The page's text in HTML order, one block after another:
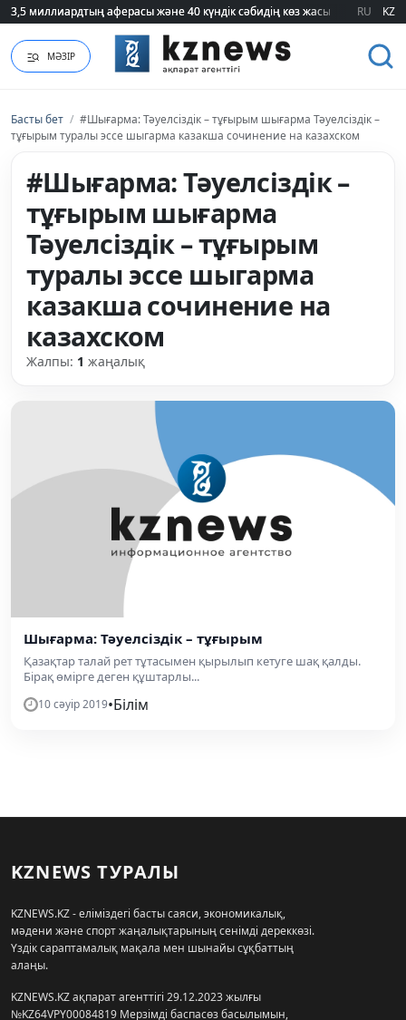
3,5 миллиардтың аферасы және 40 күндік сәбидің көз жасы:
3,5 миллиардтың аферасы және 40 күндік сәбидің көз жасы: RU KZ
МӘЗІР
Басты бет / #Шығарма: Тәуелсіздік – тұғырым шығарма Тәуелсіздік –
тұғырым туралы эссе шыгарма казакша сочинение на казахском
#Шығарма: Тәуелсіздік –
тұғырым шығарма
Тәуелсіздік – тұғырым
туралы эссе шыгарма
казакша сочинение на
казахском
Жалпы: 1 жаңалық
Шығарма: Тәуелсіздік – тұғырым
Қазақтар талай рет тұтасымен қырылып кетуге шақ қалды.
Бірақ өмірге деген құштарлы...
10 сәуір 2019•Білім
KZNEWS ТУРАЛЫ
KZNEWS.KZ - еліміздегі басты саяси, экономикалық,
мәдени және спорт жаңалықтарының сенімді дереккөзі.
Үздік сараптамалық мақала мен шынайы сұқбаттың
алаңы.
KZNEWS.KZ ақпарат агенттігі 29.12.2023 жылғы
№KZ64VPY00084819 Мерзімді баспасөз басылымын,